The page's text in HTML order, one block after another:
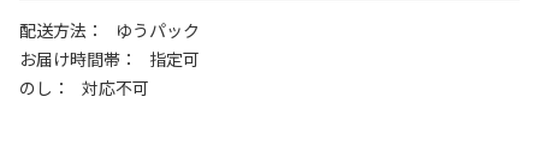
配送方法
ゆうパック
お届け時間帯
指定可
のし
対応不可